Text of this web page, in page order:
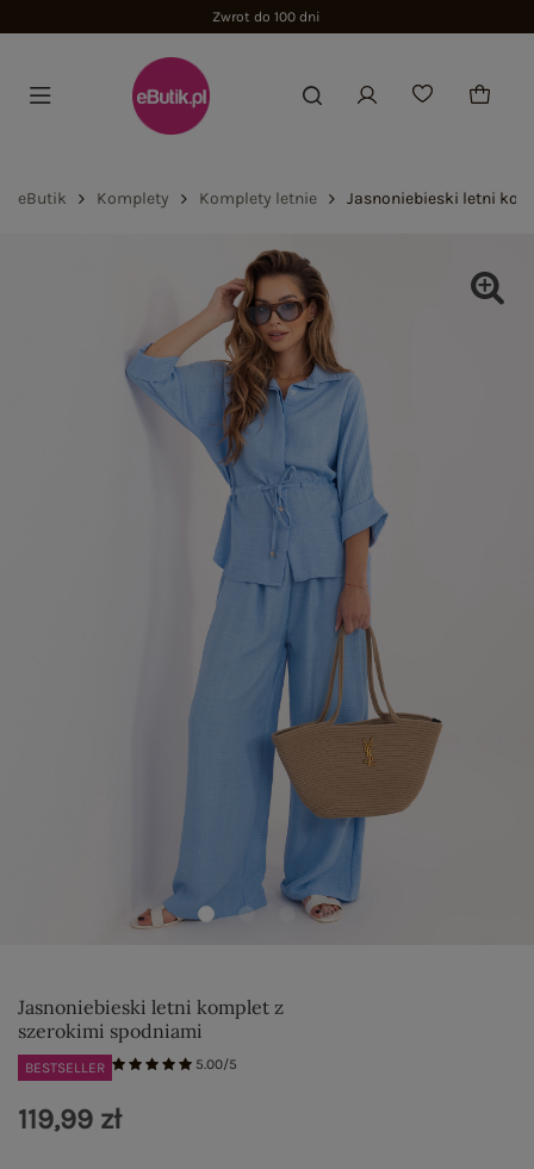
Zwrot do 100 dni
eButik Komplety Komplety letnie Jasnoniebieski letni
Jasnoniebieski letni komplet z
szerokimi spodniami
BESTSELLER 5.00/5
119,99 zł